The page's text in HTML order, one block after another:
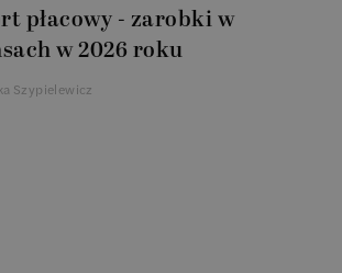
płacowy - zarobki w
w 2026 roku
Szypielewicz